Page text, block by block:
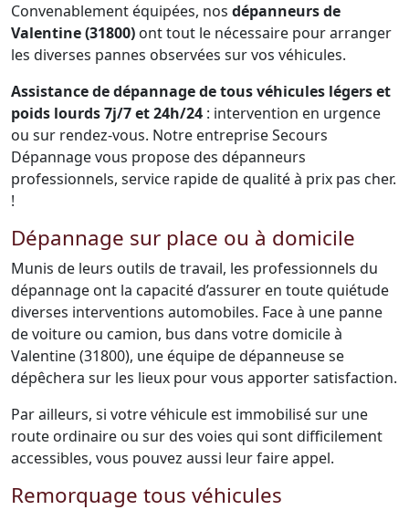
Convenablement équipées, nos dépanneurs de
Valentine (31800) ont tout le nécessaire pour arranger
les diverses pannes observées sur vos véhicules.
Assistance de dépannage de tous véhicules légers et
poids lourds 7j/7 et 24h/24 : intervention en urgence
ou sur rendez-vous. Notre entreprise Secours
Dépannage vous propose des dépanneurs
professionnels, service rapide de qualité à prix pas cher.
!
Dépannage sur place ou à domicile
Munis de leurs outils de travail, les professionnels du
dépannage ont la capacité d’assurer en toute quiétude
diverses interventions automobiles. Face à une panne
de voiture ou camion, bus dans votre domicile à
Valentine (31800), une équipe de dépanneuse se
dépêchera sur les lieux pour vous apporter satisfaction.
Par ailleurs, si votre véhicule est immobilisé sur une
route ordinaire ou sur des voies qui sont difficilement
accessibles, vous pouvez aussi leur faire appel.
Remorquage tous véhicules